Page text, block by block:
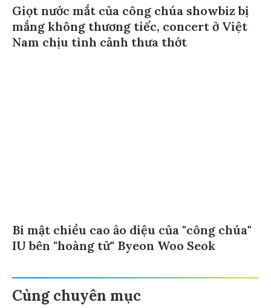
Giọt nước mắt của công chúa showbiz bị
mắng không thương tiếc, concert ở Việt
Nam chịu tình cảnh thưa thớt
Bí mật chiều cao ảo diệu của "công chúa"
IU bên "hoàng tử" Byeon Woo Seok
Cùng chuyên mục